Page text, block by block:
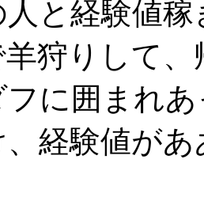
人と経験値稼
羊狩りして
に囲まれ
経験値が